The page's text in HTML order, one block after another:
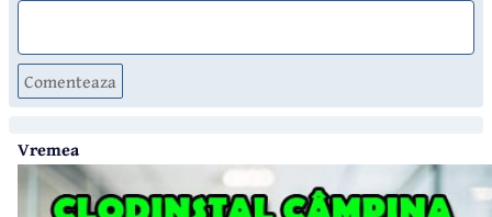
Comenteaza
Vremea